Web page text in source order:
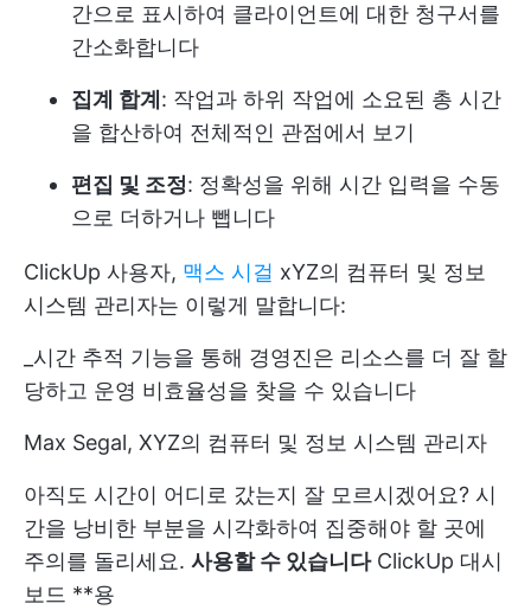
간으로 표시하여 클라이언트에 대한 청구서를
간소화합니다
집계 합계 : 작업과 하위 작업에 소요된 총 시간
을 합산하여 전체적인 관점에서 보기
편집 및 조정: 정확성을 위해 시간 입력을 수동
으로 더하거나 뺍니다
ClickUp 사용자, 맥스 시걸 xYZ의 컴퓨터 및 정보
시스템 관리자는 이렇게 말합니다:
_시간 추적 기능을 통해 경영진은 리소스를 더 잘 할
당하고 운영 비효율성을 찾을 수 있습니다
Max Segal, XYZ의 컴퓨터 및 정보 시스템 관리자
아직도 시간이 어디로 갔는지 잘 모르시겠어요? 시
간을 낭비한 부분을 시각화하여 집중해야 할 곳에
주의를 돌리세요. 사용할 수 있습니다 ClickUp 대시
보드 **용